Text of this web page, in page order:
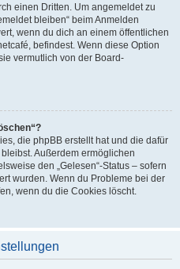
einen Dritten. Um angemeldet zu
bleiben“ beim Anmelden
wenn du dich an einem öffentlichen
befindest. Wenn diese Option
vermutlich von der Board-
die phpBB erstellt hat und die dafür
Außerdem ermöglichen
den „Gelesen“-Status – sofern
wurden. Wenn du Probleme bei der
wenn du die Cookies löscht.